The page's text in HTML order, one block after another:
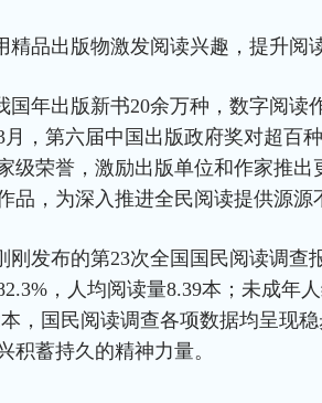
精品出版物激发阅读兴趣，提升阅
国年出版新书20余万种，数字阅读
月，第六届中国出版政府奖对超百
级荣誉，激励出版单位和作家推
品，为深入推进全民阅读提供源源
刚发布的第23次全国国民阅读调查
，人均阅读量8.39本；未成年
本，国民阅读调查各项数据均呈现
积蓄持久的精神力量。